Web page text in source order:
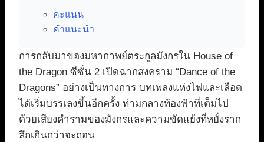
คะแนน
คำแนะนำ
การกลับมาของมหากาพย์ตระกูลมังกรใน House of
the Dragon ซีซั่น 2 เปิดฉากสงคราม “Dance of the
Dragons” อย่างเป็นทางการ บทเพลงแห่งไฟและเลือด
ได้เริ่มบรรเลงขึ้นอีกครั้ง ท่ามกลางท้องฟ้าที่เต็มไป
ด้วยเสียงคำรามของมังกรและความขัดแย้งที่หยั่งราก
ลึกเกินกว่าจะถอน